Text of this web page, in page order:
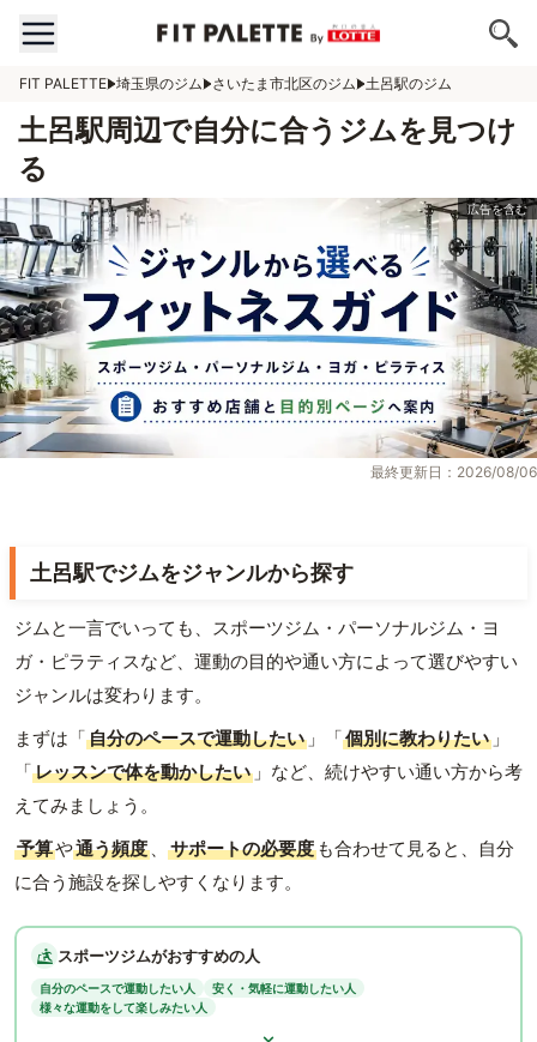
FIT PALETTE 埼玉県のジム さいたま市北区のジム 土呂駅のジム
土呂駅周辺で自分に合うジムを見つけ
る
最終更新日：2026/08/06
土呂駅でジムをジャンルから探す
ジムと一言でいっても、スポーツジム・パーソナルジム・ヨ
ガ・ピラティスなど、運動の目的や通い方によって選びやすい
ジャンルは変わります。
まずは「自分のペースで運動したい 」「個別に教わりたい 」
「レッスンで体を動かしたい 」など、続けやすい通い方から考
えてみましょう。
予算や通う頻度 、 サポートの必要度 も合わせて見ると、自分
に合う施設を探しやすくなります。
スポーツジムがおすすめの人
自分のペースで運動したい人
安く・気軽に運動したい人
様々な運動をして楽しみたい人